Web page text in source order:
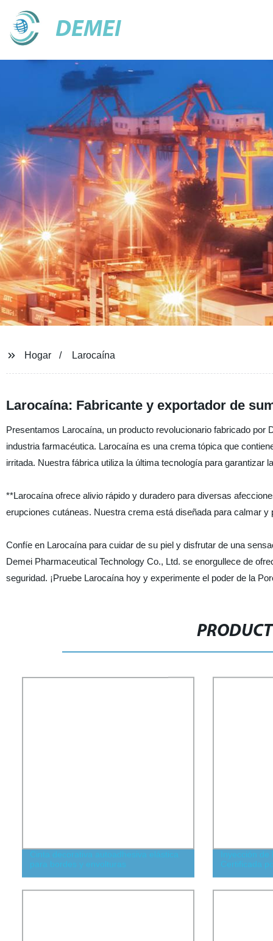
DEMEI
Hogar Larocaína
Larocaína: Fabricante y exportador de
Presentamos Larocaína, un producto revolucionario fabricado
industria farmacéutica. Larocaína es una crema tópica que
irritada. Nuestra fábrica utiliza la última tecnología para garantizar
**Larocaína ofrece alivio rápido y duradero para diversas
erupciones cutáneas. Nuestra crema está diseñada para calmar
Confíe en Larocaína para cuidar de su piel y disfrutar de una
Demei Pharmaceutical Technology Co., Ltd. se enorgullece de
seguridad. ¡Pruebe Larocaína hoy y experimente el poder de la
Cinta decorativa autoadhesiva elástica
para bordes y envolturas
Inyección
Certificada